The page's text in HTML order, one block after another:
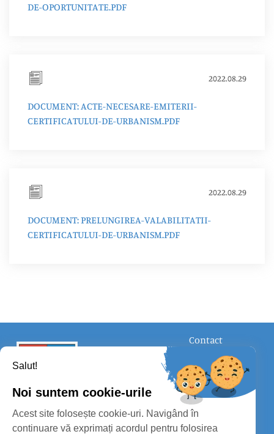
DE-OPORTUNITATE.PDF
2022.08.29
DOCUMENT: ACTE-NECESARE-EMITERII-
CERTIFICATULUI-DE-URBANISM.PDF
2022.08.29
DOCUMENT: PRELUNGIREA-VALABILITATII-
CERTIFICATULUI-DE-URBANISM.PDF
Contact
FOLLOW US
Salut!
Noi suntem cookie-urile
Acest site folosește cookie-uri. Navigând în
continuare vă exprimați acordul pentru folosirea